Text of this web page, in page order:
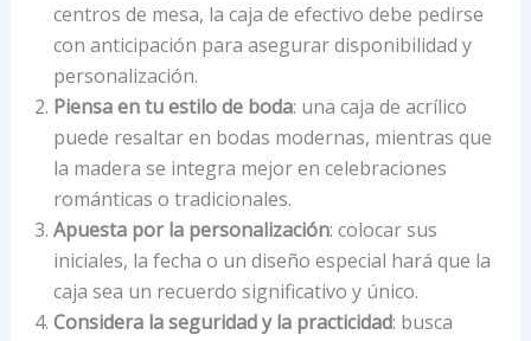
centros de mesa, la caja de efectivo debe pedirse
con anticipación para asegurar disponibilidad y
personalización.
Piensa en tu estilo de boda: una caja de acrílico
puede resaltar en bodas modernas, mientras que
la madera se integra mejor en celebraciones
románticas o tradicionales.
Apuesta por la personalización: colocar sus
iniciales, la fecha o un diseño especial hará que la
caja sea un recuerdo significativo y único.
Considera la seguridad y la practicidad: busca